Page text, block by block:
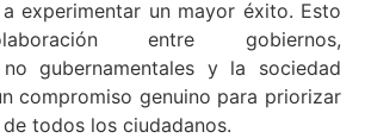
experimentar un mayor éxito. Esto
entre gobiernos,
gubernamentales y la sociedad
compromiso genuino para priorizar
todos los ciudadanos.